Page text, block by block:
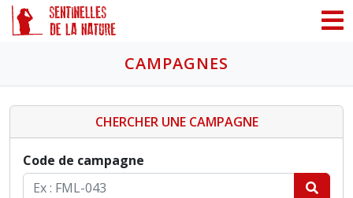
CAMPAGNES
CHERCHER UNE CAMPAGNE
Code de campagne
Panneau de gestion des cookies